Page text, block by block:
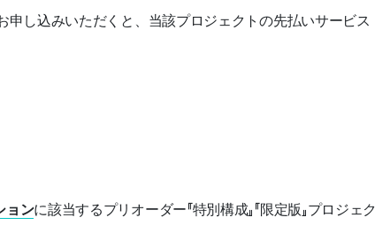
し込みいただくと、当該プロジェクトの先払いサービス
ョンに該当するプリオーダー『特別構成』『限定版』プロジェク